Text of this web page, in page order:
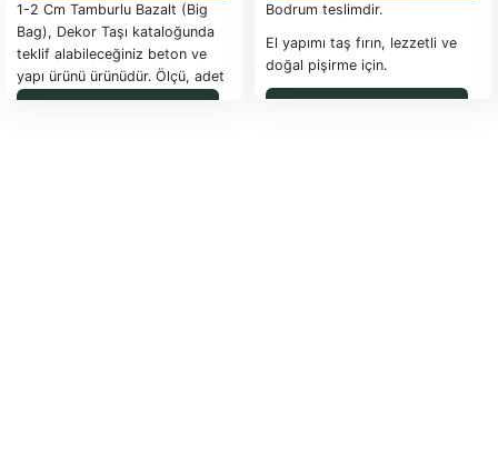
1-2 Cm Tamburlu Bazalt (Big
Bag), Dekor Taşı kataloğunda
teklif alabileceğiniz beton ve
yapı ürünü ürünüdür. Ölçü, adet
ve uygulama detayları için
Bodrum teslimdir.
El yapımı taş fırın, lezzetli ve
doğal pişirme için.